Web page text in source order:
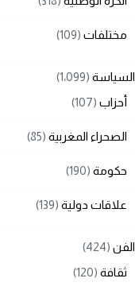
مختلفات (109)
السياسة (1٬099)
أحزاب (107)
الصحراء المغربية (85)
حكومة (190)
علاقات دولية (139)
الفن (424)
ثقافة (120)